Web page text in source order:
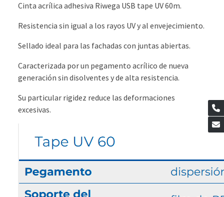
Cinta acrílica adhesiva Riwega USB tape UV 60m.
Resistencia sin igual a los rayos UV y al envejecimiento.
Sellado ideal para las fachadas con juntas abiertas.
Caracterizada por un pegamento acrílico de nueva
generación sin disolventes y de alta resistencia.
Su particular rigidez reduce las deformaciones
excesivas.